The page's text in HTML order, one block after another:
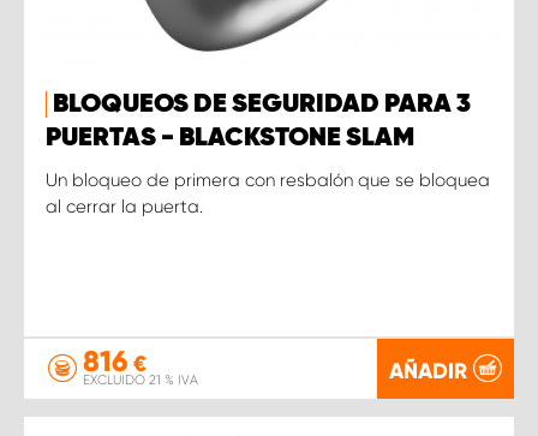
BLOQUEOS DE SEGURIDAD PARA 3
PUERTAS - BLACKSTONE SLAM
Un bloqueo de primera con resbalón que se bloquea
al cerrar la puerta.
816 €
EXCLUIDO 21 % IVA AÑADIR